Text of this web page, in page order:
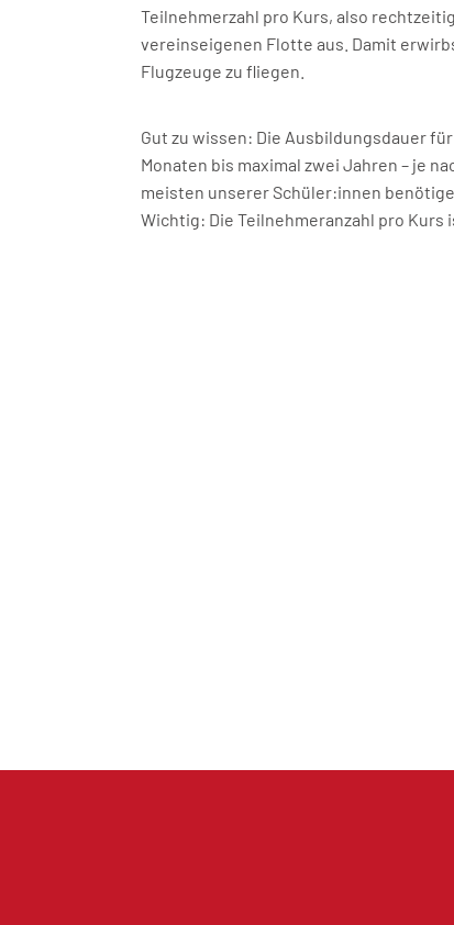
Teilnehmerzahl pro Kurs, also
vereinseigenen Flotte aus. Damit
Flugzeuge zu fliegen.
Gut zu wissen: Die Ausbildungsdauer
Monaten bis maximal zwei Jahren – je
meisten unserer Schüler:innen
Wichtig: Die Teilnehmeranzahl pro